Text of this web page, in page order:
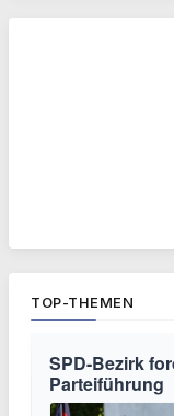
TOP-THEMEN
SPD-Bezirk
Parteiführung